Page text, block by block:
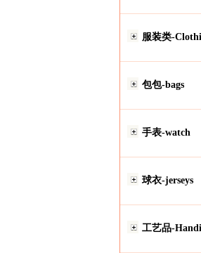
服装类-
包包-bags
手表-watch
球衣-jerseys
工艺品-